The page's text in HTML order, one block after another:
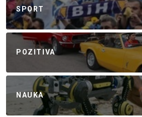
SPORT
POZITIVA
NAUKA